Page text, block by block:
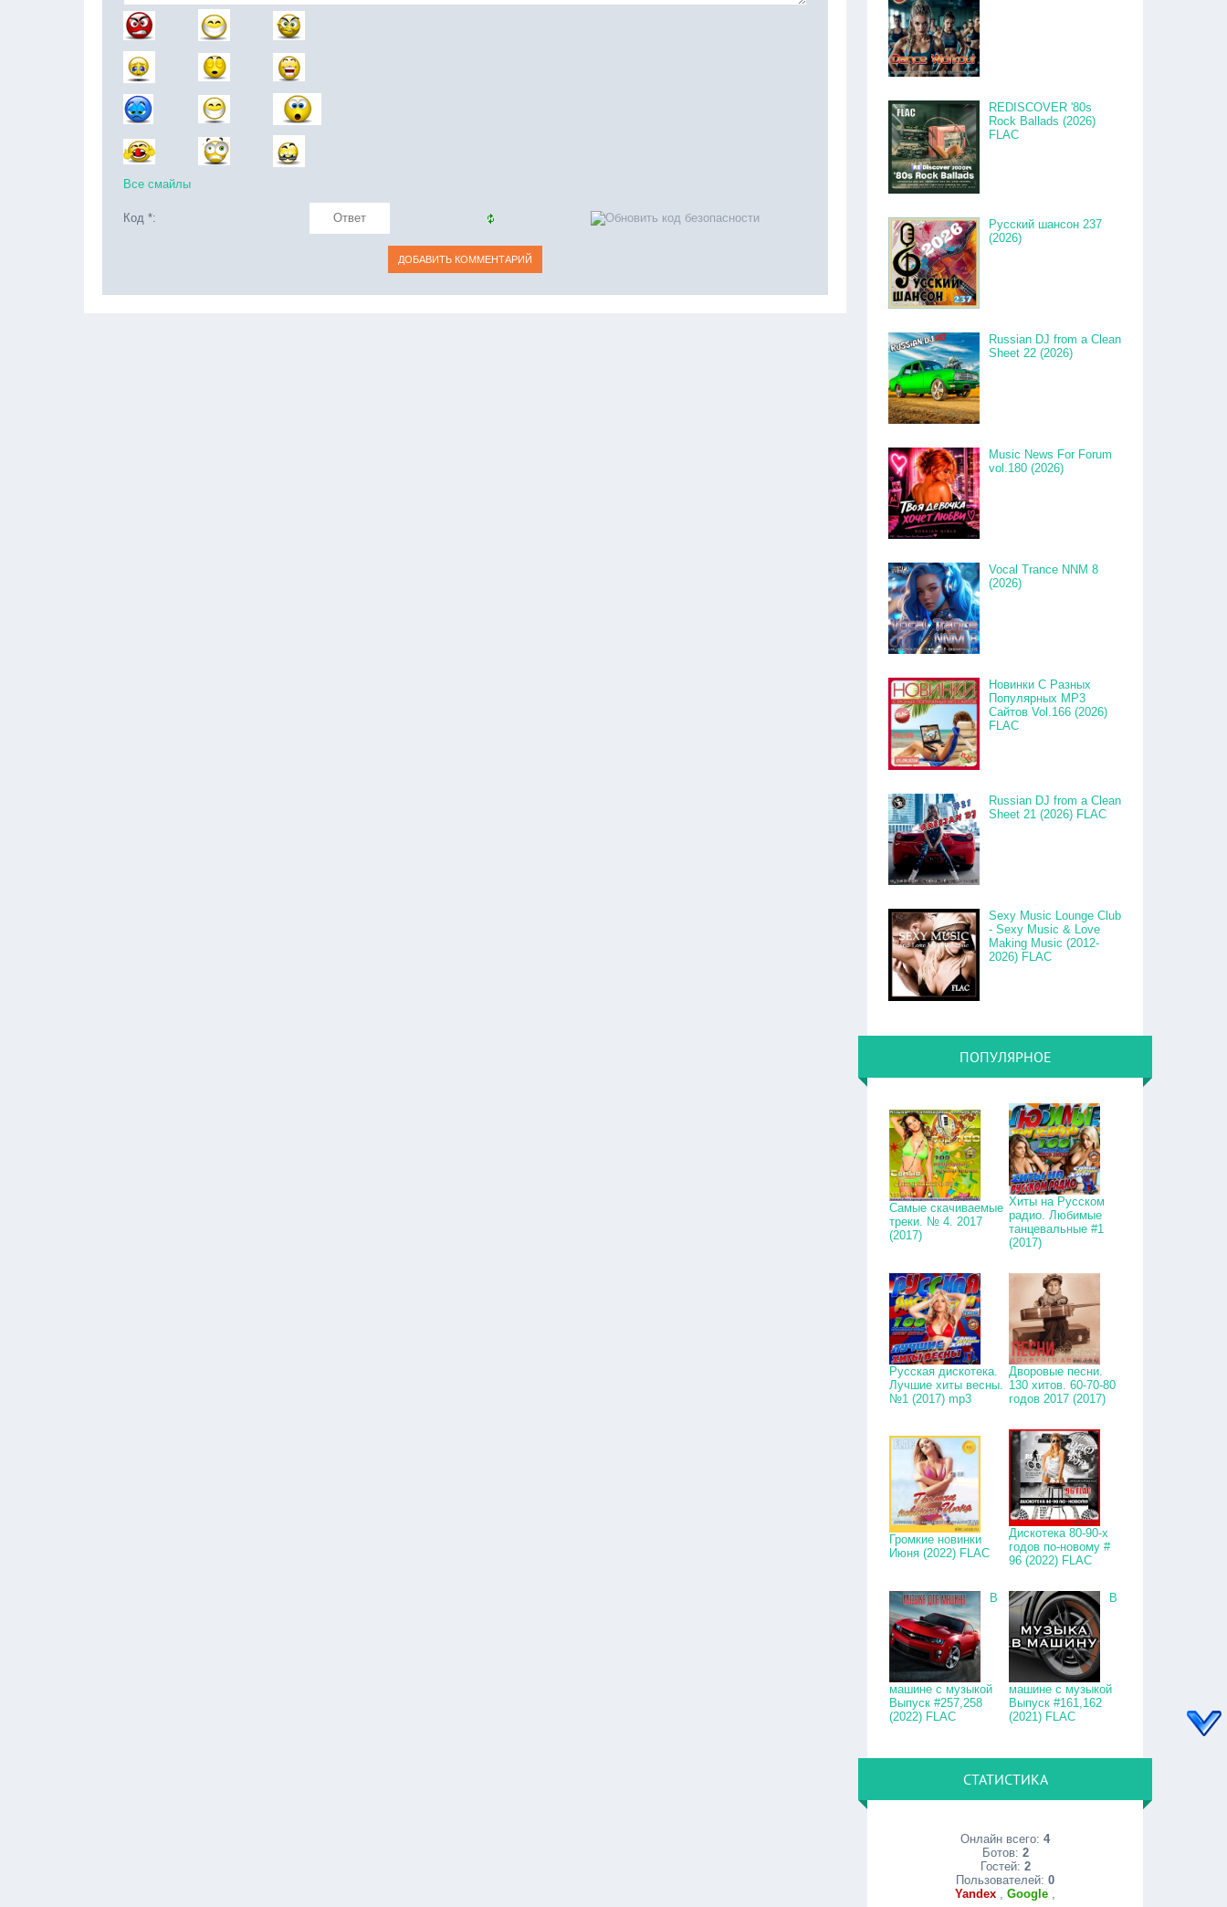
Все смайлы
Код *:
REDISCOVER '80s
Rock Ballads (2026)
FLAC
Русский шансон 237
(2026)
Russian DJ from a Clean
Sheet 22 (2026)
Music News For Forum
vol.180 (2026)
Vocal Trance NNM 8
(2026)
Новинки С Разных
Популярных MP3
Сайтов Vol.166 (2026)
FLAC
Russian DJ from a Clean
Sheet 21 (2026) FLAC
Sexy Music Lounge Club
- Sexy Music & Love
Making Music (2012-
2026) FLAC
ПОПУЛЯРНОЕ
Самые скачиваемые
треки. № 4. 2017
(2017)
Хиты на Русском
радио. Любимые
танцевальные #1
(2017)
Русская дискотека.
Лучшие хиты весны.
№1 (2017) mp3
Дворовые песни.
130 хитов. 60-70-80
годов 2017 (2017)
Громкие новинки
Июня (2022) FLAC
Дискотека 80-90-х
годов по-новому #
96 (2022) FLAC
В
машине с музыкой
Выпуск #257,258
(2022) FLAC
В
машине с музыкой
Выпуск #161,162
(2021) FLAC
СТАТИСТИКА
Онлайн всего:4
Ботов: 2
Гостей: 2
Пользователей:0
Yandex ,Google ,